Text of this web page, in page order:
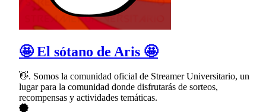
🤩 El sótano de Aris 🤩
👋. Somos la comunidad oficial de Streamer Universitario, un
lugar para la comunidad donde disfrutarás de sorteos,
recompensas y actividades temáticas.